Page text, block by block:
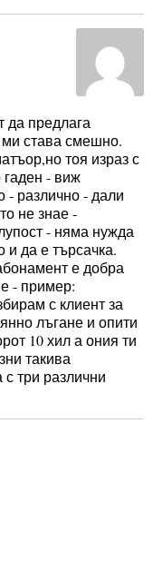
да предлага
ми става смешно.
тоя израз с
гаден - виж
- различно - дали
не знае -
- няма нужда
и да е търсачка.
е добра
- пример:
с клиент за
лъгане и опити
10 хил а ония ти
такива
три различни